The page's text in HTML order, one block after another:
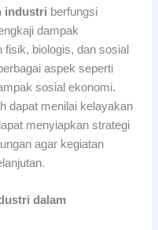
industri berfungsi
dampak
fisik, biologis, dan sosial
aspek seperti
sosial ekonomi.
dapat menilai kelayakan
menyiapkan strategi
agar kegiatan
dalam